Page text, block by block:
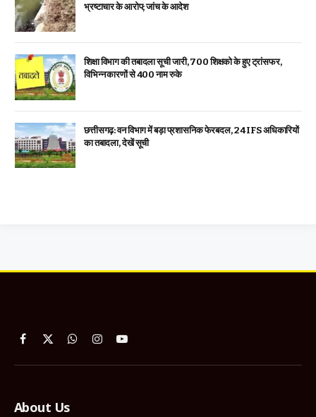
भ्रष्टाचार के आरोप; जांच के आदेश
शिक्षा विभाग की तबादला सूची जारी, 700 शिक्षको के हुए ट्रांसफर,
विभिन्न कारणों से 400 नाम रुके
छत्तीसगढ़: वन विभाग में बड़ा प्रशासनिक फेरबदल, 24 IFS अधिकारियों
का तबादला, देखें सूची
Facebook
X
WhatsApp
InstagramYouTube
About Us